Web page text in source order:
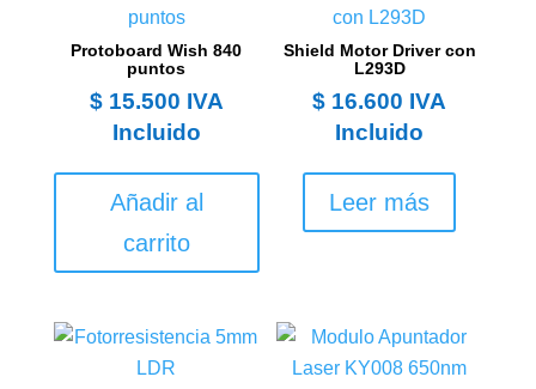
Protoboard Wish 840
puntos
$15.500 IVA
Incluido
Añadir al
carrito
Shield Motor Driver con
L293D
$ 16.600 IVA
Incluido
Leer más